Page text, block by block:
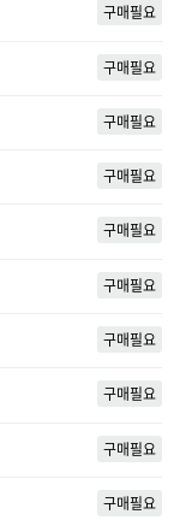
구매필요
구매필요
구매필요
구매필요
구매필요
구매필요
구매필요
구매필요
구매필요
구매필요